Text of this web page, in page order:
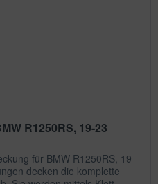
R1250RS, 19-23
für BMW R1250RS, 19-
decken die komplette